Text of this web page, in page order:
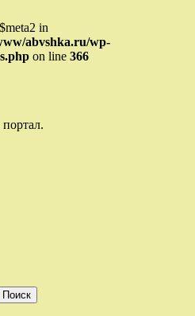
in
abvshka.ru/wp-
on line 366